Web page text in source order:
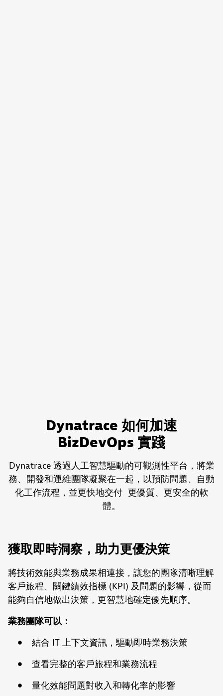
Dynatrace 如何加速
BizDevOps 實踐
Dynatrace 透過人工智慧驅動的可觀測性平台，將業
務、開發和運維團隊凝聚在一起，以預防問題、自動
化工作流程，並更快地交付 更優質、更安全的軟
體。
獲取即時洞察，助力更優決策
將技術效能與業務成果相連接，讓您的團隊清晰理解
客戶旅程、關鍵績效指標 (KPI) 及問題的影響，從而
能夠自信地做出決策，更智慧地確定優先順序。
業務團隊可以：
結合 IT 上下文資訊，驅動即時業務決策
查看完整的客戶旅程和業務流程
量化效能問題對收入和轉化率的影響